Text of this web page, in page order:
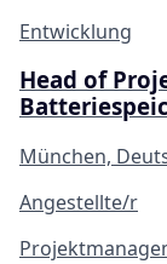
Entwicklung
Head of
München,
Angestellte/r